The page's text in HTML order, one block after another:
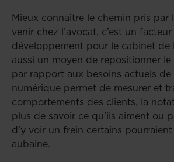
Mieux connaître le chemin pris par
venir chez l’avocat, c’est un
développement pour le cabinet de
aussi un moyen de repositionner le
par rapport aux besoins actuels de
numérique permet de mesurer et
comportements des clients, la
plus de savoir ce qu’ils aiment ou
d’y voir un frein certains
aubaine.